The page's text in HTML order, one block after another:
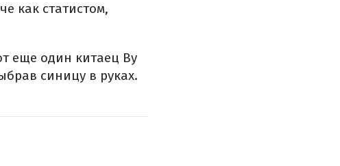
как статистом,
еще один китаец Ву
синицу в руках.